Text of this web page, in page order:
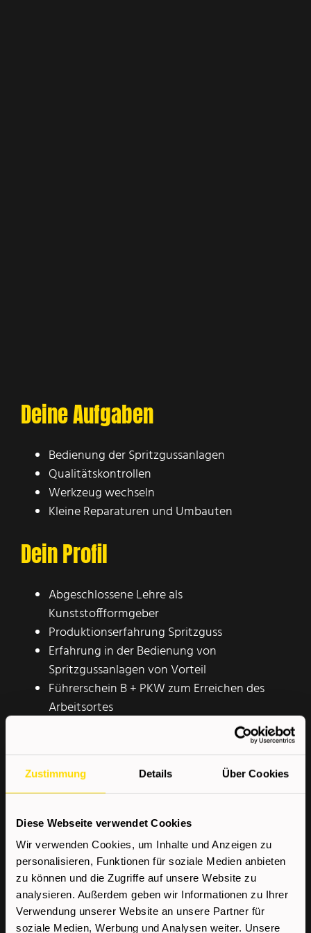
Zustimmung Details Über Cookies
Diese Webseite verwendet Cookies
Wir verwenden Cookies, um Inhalte und Anzeigen zu
personalisieren, Funktionen für soziale Medien anbieten
zu können und die Zugriffe auf unsere Website zu
analysieren. Außerdem geben wir Informationen zu Ihrer
Verwendung unserer Website an unsere Partner für
soziale Medien, Werbung und Analysen weiter. Unsere
Deine Aufgaben
Bedienung der Spritzgussanlagen
Qualitätskontrollen
Werkzeug wechseln
Kleine Reparaturen und Umbauten
Dein Profil
Abgeschlossene Lehre als
Kunststoffformgeber
Produktionserfahrung Spritzguss
Erfahrung in der Bedienung von
Spritzgussanlagen von Vorteil
Führerschein B + PKW zum Erreichen des
Arbeitsortes
Wir bieten
Kostenloser Kompetenzcheck
Sehr gute Aus- und
Weiterbildungsmöglichkeiten
Top-Verdienstmöglichkeiten durch
individualisierte Job-Angebote
Dauerstellen in renommierten Unternehmen